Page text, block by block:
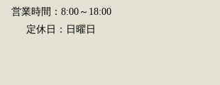
営業時間：8:00～18:00
定休日：日曜日